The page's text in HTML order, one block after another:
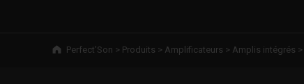
Breadcrumbs navigation
Perfect’Son > Produits > Amplificateurs > Amplis intégrés >